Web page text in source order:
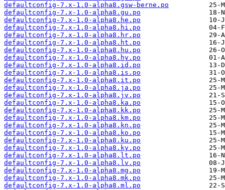
defaultconfig-7.x-1.0-alpha8.gsw-berne.po
defaultconfig-7.x-1.0-alpha8.gu.po
defaultconfig-7.x-1.0-alpha8.he.po
defaultconfig-7.x-1.0-alpha8.hi.po
defaultconfig-7.x-1.0-alpha8.hr.po
defaultconfig-7.x-1.0-alpha8.ht.po
defaultconfig-7.x-1.0-alpha8.hu.po
defaultconfig-7.x-1.0-alpha8.hy.po
defaultconfig-7.x-1.0-alpha8.id.po
defaultconfig-7.x-1.0-alpha8.is.po
defaultconfig-7.x-1.0-alpha8.it.po
defaultconfig-7.x-1.0-alpha8.ja.po
defaultconfig-7.x-1.0-alpha8.jv.po
defaultconfig-7.x-1.0-alpha8.ka.po
defaultconfig-7.x-1.0-alpha8.kk.po
defaultconfig-7.x-1.0-alpha8.km.po
defaultconfig-7.x-1.0-alpha8.kn.po
defaultconfig-7.x-1.0-alpha8.ko.po
defaultconfig-7.x-1.0-alpha8.ku.po
defaultconfig-7.x-1.0-alpha8.ky.po
defaultconfig-7.x-1.0-alpha8.lt.po
defaultconfig-7.x-1.0-alpha8.lv.po
defaultconfig-7.x-1.0-alpha8.mg.po
defaultconfig-7.x-1.0-alpha8.mk.po
defaultconfig-7.x-1.0-alpha8.ml.po